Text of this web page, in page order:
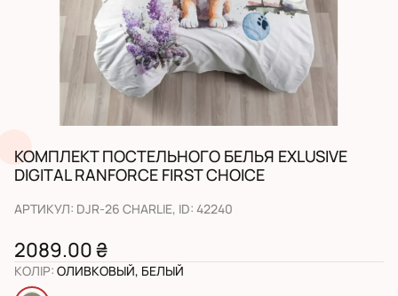
КОМПЛЕКТ ПОСТЕЛЬНОГО БЕЛЬЯ EXLUSIVE
DIGITAL RANFORCE FIRST CHOICE
АРТИКУЛ: DJR-26 CHARLIE, ID: 42240
2089.00 ₴
КОЛІР: ОЛИВКОВЫЙ, БЕЛЫЙ